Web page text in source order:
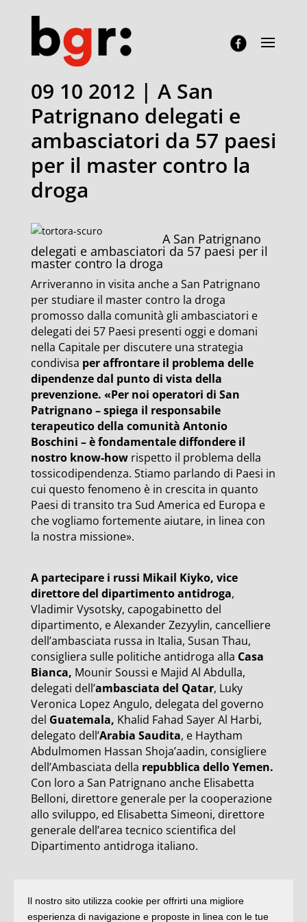
09 10 2012 | A San
Patrignano delegati e
ambasciatori da 57 paesi
per il master contro la
droga
A San Patrignano
delegati e ambasciatori da 57 paesi per il
master contro la droga
Arriveranno in visita anche a San Patrignano
per studiare il master contro la droga
promosso dalla comunità gli ambasciatori e
delegati dei 57 Paesi presenti oggi e domani
nella Capitale per discutere una strategia
condivisa per affrontare il problema delle
dipendenze dal punto di vista della
prevenzione. «Per noi operatori di San
Patrignano – spiega il responsabile
terapeutico della comunità Antonio
Boschini – è fondamentale diffondere il
nostro know-howrispetto il problema della
tossicodipendenza. Stiamo parlando di Paesi in
cui questo fenomeno è in crescita in quanto
Paesi di transito tra Sud America ed Europa e
che vogliamo fortemente aiutare, in linea con
la nostra missione».
A partecipare i russi Mikail Kiyko, vice
direttore del dipartimento antidroga,
Vladimir Vysotsky, capogabinetto del
dipartimento, e Alexander Zezyylin, cancelliere
dell’ambasciata russa in Italia, Susan Thau,
consigliera sulle politiche antidroga alla Casa
Bianca, Mounir Soussi e Majid Al Abdulla,
delegati dell’ambasciata del Qatar, Luky
Veronica Lopez Angulo, delegata del governo
del Guatemala, Khalid Fahad Sayer Al Harbi,
delegato dell’Arabia Saudita, e Haytham
Abdulmomen Hassan Shoja’aadin, consigliere
dell’Ambasciata della repubblica dello Yemen.
Con loro a San Patrignano anche Elisabetta
Belloni, direttore generale per la cooperazione
allo sviluppo, ed Elisabetta Simeoni, direttore
generale dell’area tecnico scientifica del
Dipartimento antidroga italiano.
vero e proprio si concretizzerà nella
formazione pratica, realizzata attraverso
Il nostro sito utilizza cookie per offrirti una migliore
esperienza di navigazione e proposte in linea con le tue